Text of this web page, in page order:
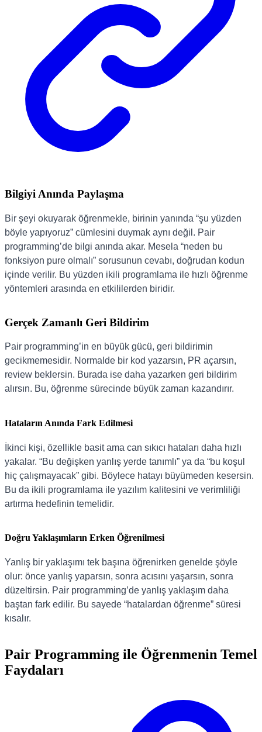
Bilgiyi Anında Paylaşma
Bir şeyi okuyarak öğrenmekle, birinin yanında “şu yüzden
böyle yapıyoruz” cümlesini duymak aynı değil. Pair
programming’de bilgi anında akar. Mesela “neden bu
fonksiyon pure olmalı” sorusunun cevabı, doğrudan kodun
içinde verilir. Bu yüzden ikili programlama ile hızlı öğrenme
yöntemleri arasında en etkililerden biridir.
Gerçek Zamanlı Geri Bildirim
Pair programming’in en büyük gücü, geri bildirimin
gecikmemesidir. Normalde bir kod yazarsın, PR açarsın,
review beklersin. Burada ise daha yazarken geri bildirim
alırsın. Bu, öğrenme sürecinde büyük zaman kazandırır.
Hataların Anında Fark Edilmesi
İkinci kişi, özellikle basit ama can sıkıcı hataları daha hızlı
yakalar. “Bu değişken yanlış yerde tanımlı” ya da “bu koşul
hiç çalışmayacak” gibi. Böylece hatayı büyümeden kesersin.
Bu da ikili programlama ile yazılım kalitesini ve verimliliği
artırma hedefinin temelidir.
Doğru Yaklaşımların Erken Öğrenilmesi
Yanlış bir yaklaşımı tek başına öğrenirken genelde şöyle
olur: önce yanlış yaparsın, sonra acısını yaşarsın, sonra
düzeltirsin. Pair programming’de yanlış yaklaşım daha
baştan fark edilir. Bu sayede “hatalardan öğrenme” süresi
kısalır.
Pair Programming ile Öğrenmenin Temel
Faydaları